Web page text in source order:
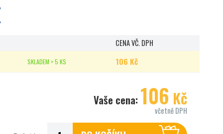
CENA VČ. DPH
SKLADEM > 5 KS 106 Kč
Vaše cena:106 Kč
včetně DPH